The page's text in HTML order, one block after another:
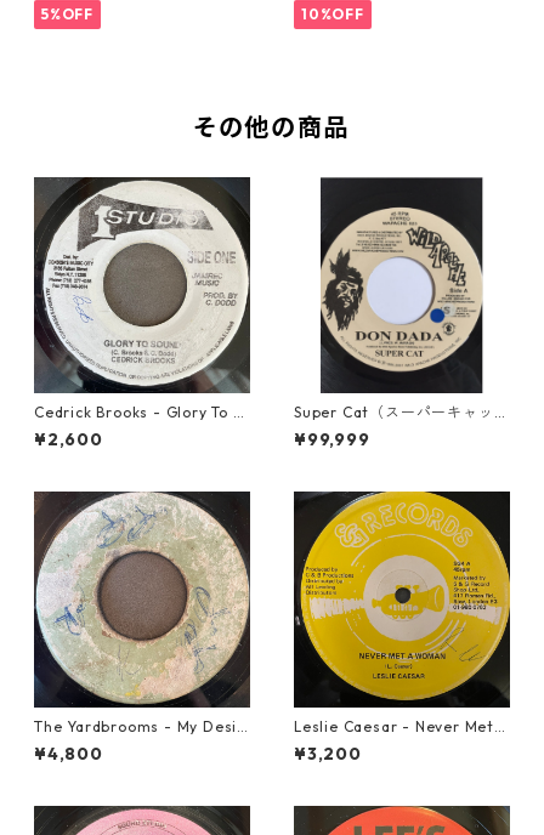
5%OFF 10%OFF
その他の商品
Cedrick Brooks - Glory To S
ounds【7-21786】
¥2,600
Super Cat（スーパーキャッ
ト） - Don Dada【7inch】
¥99,999
The Yardbrooms - My Desir
e【7-21922】
¥4,800
Leslie Caesar - Never Met A
Woman【12-50067】
¥3,200